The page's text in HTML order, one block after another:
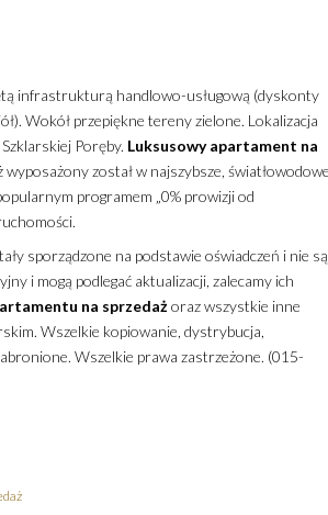
infrastrukturą handlowo-usługową (dyskonty
Wokół przepiękne tereny zielone. Lokalizacja
Poręby. Luksusowy apartament na
został w najszybsze, światłowodowe
programem „0% prowizji od
sporządzone na podstawie oświadczeń i nie są
i mogą podlegać aktualizacji, zalecamy ich
na sprzedażoraz wszystkie inne
Wszelkie kopiowanie, dystrybucja,
Wszelkie prawa zastrzeżone. (015-